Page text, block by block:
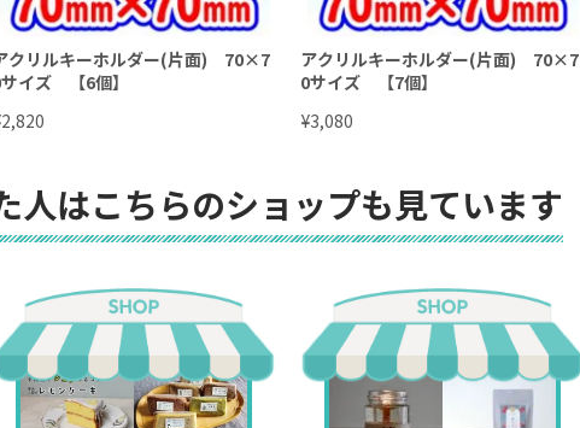
クリルキーホルダー(片面) 70×7
イズ 【6個】
2,820
アクリルキーホルダー(片面) 70×7
0サイズ 【7個】
¥3,080
人はこちらのショップも見ています